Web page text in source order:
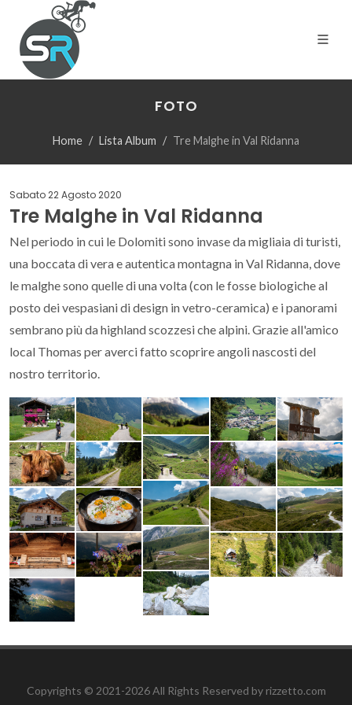
FOTO
Home Lista Album Tre Malghe in Val Ridanna
Sabato 22 Agosto 2020
Tre Malghe in Val Ridanna
Nel periodo in cui le Dolomiti sono invase da migliaia di turisti,
una boccata di vera e autentica montagna in Val Ridanna, dove
le malghe sono quelle di una volta (con le fosse biologiche al
posto dei vespasiani di design in vetro-ceramica) e i panorami
sembrano più da highland scozzesi che alpini. Grazie all'amico
local Thomas per averci fatto scoprire angoli nascosti del
nostro territorio.
Copyrights © 2021-2026 All Rights Reserved by rizzetto.com